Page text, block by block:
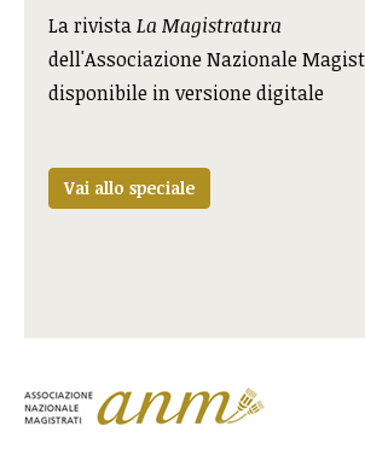
La rivistaLa Magistratura
dell'Associazione Nazionale
disponibile in versione digitale
Vai allo speciale